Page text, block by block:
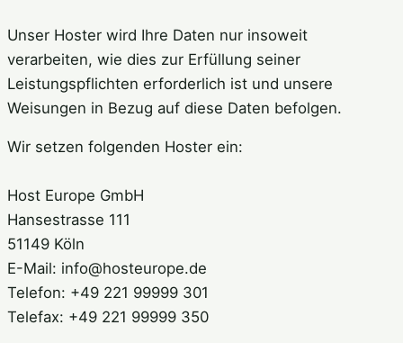
Unser Hoster wird Ihre Daten nur insoweit
verarbeiten, wie dies zur Erfüllung seiner
Leistungspflichten erforderlich ist und unsere
Weisungen in Bezug auf diese Daten befolgen.
Wir setzen folgenden Hoster ein:
Host Europe GmbH
Hansestrasse 111
51149 Köln
E-Mail: info@hosteurope.de
Telefon: +49 221 99999 301
Telefax: +49 221 99999 350